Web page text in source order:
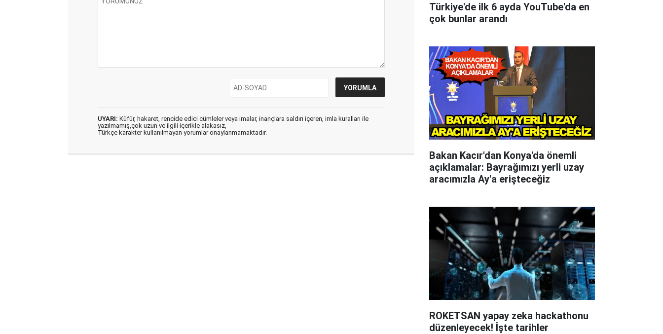
UYARI: Küfür, hakaret, rencide edici cümleler veya imalar, inançlara saldırı içeren, imla kuralları ile
yazılmamış,çok uzun ve ilgili içerikle alakasız,
Türkçe karakter kullanılmayan yorumlar onaylanmamaktadır.
Türkiye'de ilk 6 ayda YouTube'da en
çok bunlar arandı
Bakan Kacır'dan Konya'da önemli
açıklamalar: Bayrağımızı yerli uzay
aracımızla Ay'a erişteceğiz
ROKETSAN yapay zeka hackathonu
düzenleyecek! İşte tarihler